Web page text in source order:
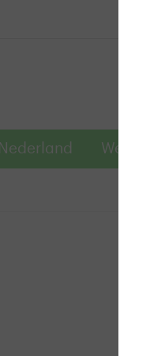
Nederland